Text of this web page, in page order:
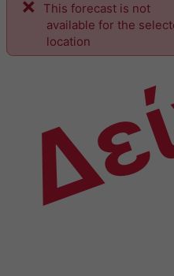
This forecast is not
available for the
location